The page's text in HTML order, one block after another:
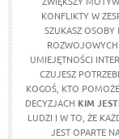
KONFLIKTY W
SZUKASZ OSOBY
UMIEJĘTNOŚCI
CZUJESZ
KOGOŚ, KTO
DECYZJACH KIM
LUDZI I W TO, ŻE
JEST OPARTE